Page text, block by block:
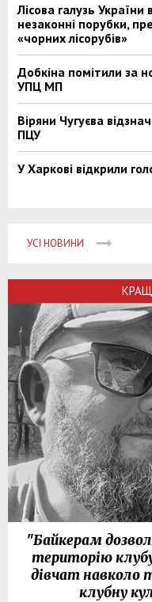
Лісова галузь України
незаконні порубки,
«чорних лісорубів»
Добкіна помітили за
УПЦ МП
Віряни Чугуєва
ПЦУ
У Харкові відкрили
УСІ НОВИНИ
"Байкерам
територію
дівчат навколо
клубну